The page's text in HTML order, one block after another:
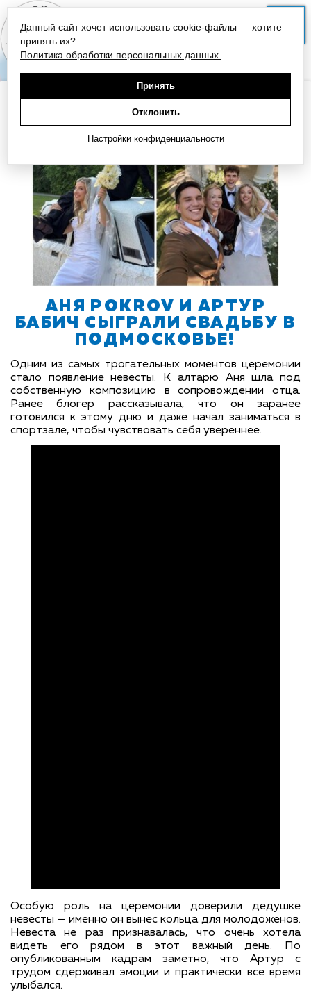
Данный сайт хочет использовать cookie-файлы — хотите
принять их?
Политика обработки персональных данных.
Принять
Отклонить
Настройки конфиденциальности
АНЯ POKROV И АРТУР
БАБИЧ СЫГРАЛИ СВАДЬБУ В
ПОДМОСКОВЬЕ!
Одним из самых трогательных моментов церемонии
стало появление невесты. К алтарю Аня шла под
собственную композицию в сопровождении отца.
Ранее блогер рассказывала, что он заранее
готовился к этому дню и даже начал заниматься в
спортзале, чтобы чувствовать себя увереннее.
Особую роль на церемонии доверили дедушке
невесты — именно он вынес кольца для молодоженов.
Невеста не раз признавалась, что очень хотела
видеть его рядом в этот важный день. По
опубликованным кадрам заметно, что Артур с
трудом сдерживал эмоции и практически все время
улыбался.